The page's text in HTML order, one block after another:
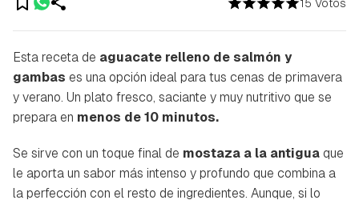
15 Votos
Esta receta de aguacate relleno de salmón y
gambas es una opción ideal para tus cenas de primavera
y verano. Un plato fresco, saciante y muy nutritivo que se
prepara en menos de 10 minutos.
Se sirve con un toque final de mostaza a la antiguaque
le aporta un sabor más intenso y profundo que combina a
la perfección con el resto de ingredientes. Aunque, si lo